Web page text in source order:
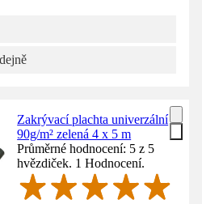
Zakrývací plachta univerzální
90g/m² zelená 4 x 5 m
Průměrné hodnocení: 5 z 5
hvězdiček. 1 Hodnocení.